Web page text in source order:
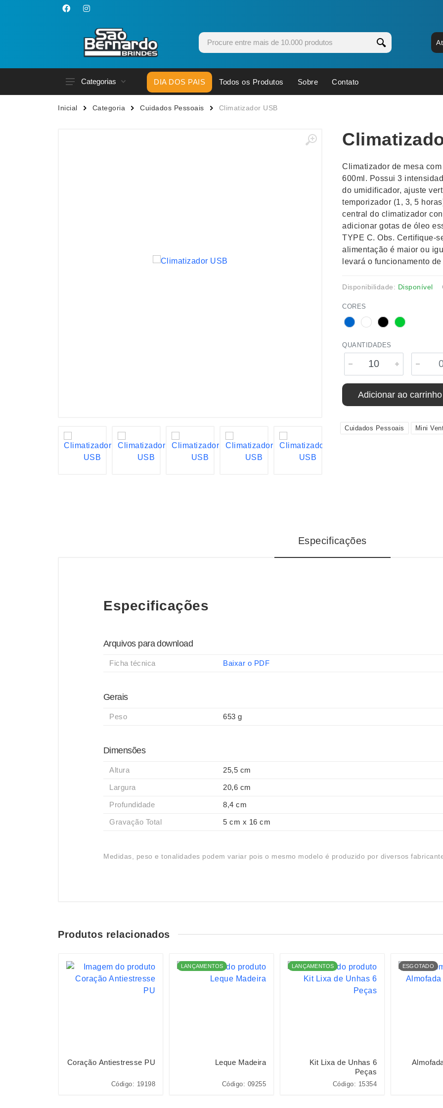
Categorias
Acessórios p/ Celular
Canecas
Cuidados Pessoais
Esporte e Jogos
Fones de
Kit
Kit Queijo
Lanternas
DIA DOS PAIS Todos os Produtos Sobre Contato
Inicial Categoria Cuidados Pessoais Climatizador USB
Climatizador de mesa
600ml. Possui 3
do umidificador, ajuste
temporizador (1, 3, 5
central do climatizador
adicionar gotas de óleo
TYPE C. Obs. Certifique-
alimentação é maior ou
levará o funcionamento
Disponibilidade: Disponível
CORES
QUANTIDADES
Adicionar ao carrinho
Cuidados Pessoais Mini
Especificações
Especificações
Arquivos para download
Ficha técnica Baixar o PDF
Gerais
Peso 653 g
Dimensões
Altura 25,5 cm
Largura 20,6 cm
Profundidade 8,4 cm
Gravação Total 5 cm x 16 cm
Medidas, peso e tonalidades podem variar pois o mesmo modelo é produzido por diversos
Produtos relacionados
Coração Antiestresse PU
Código: 19198
LANÇAMENTOS
Leque Madeira
Código: 09255
LANÇAMENTOS
Kit Lixa de Unhas 6
Peças
Código: 15354
ESGOTADO